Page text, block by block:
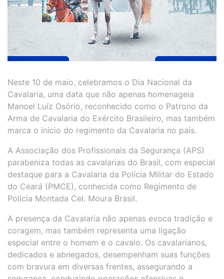
Neste 10 de maio, celebramos o Dia Nacional da
Cavalaria, uma data que não apenas homenageia
Manoel Luíz Osório, reconhecido como o Patrono da
Arma de Cavalaria do Exército Brasileiro, mas também
marca o início do regimento da Cavalaria no país.
A Associação dos Profissionais da Segurança (APS)
parabeniza todas as cavalarias do Brasil, com especial
destaque para a Cavalaria da Polícia Militar do Estado
do Ceará (PMCE), conhecida como Regimento de
Polícia Montada Cel. Moura Brasil.
A presença da Cavalaria não apenas evoca tradição e
coragem, mas também representa uma ligação
especial entre o homem e o cavalo. Os cavalarianos,
dedicados e abnegados, desempenham suas funções
com bravura em diversas frentes, assegurando a